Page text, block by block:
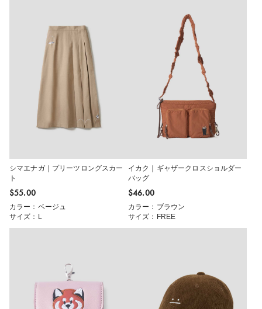
シマエナガ｜プリーツロングスカー
ト
$‌55.00
カラー：ベージュ
サイズ：L
イカク｜ギャザークロスショルダー
バッグ
$‌46.00
カラー：ブラウン
サイズ：FREE